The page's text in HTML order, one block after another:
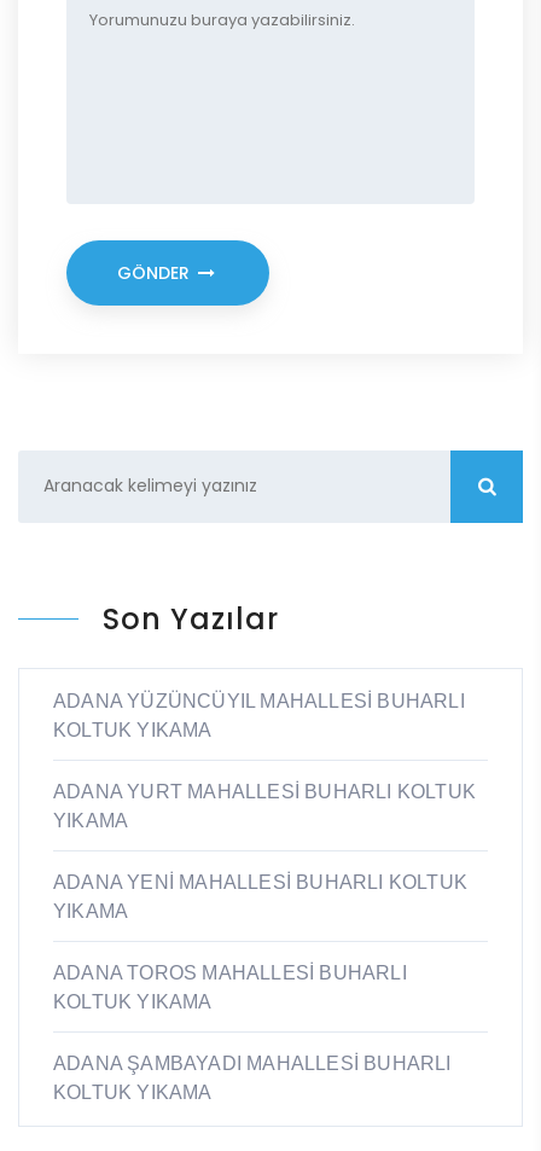
GÖNDER
Son Yazılar
ADANA YÜZÜNCÜYIL MAHALLESİ BUHARLI
KOLTUK YIKAMA
ADANA YURT MAHALLESİ BUHARLI KOLTUK
YIKAMA
ADANA YENİ MAHALLESİ BUHARLI KOLTUK
YIKAMA
ADANA TOROS MAHALLESİ BUHARLI
KOLTUK YIKAMA
ADANA ŞAMBAYADI MAHALLESİ BUHARLI
KOLTUK YIKAMA